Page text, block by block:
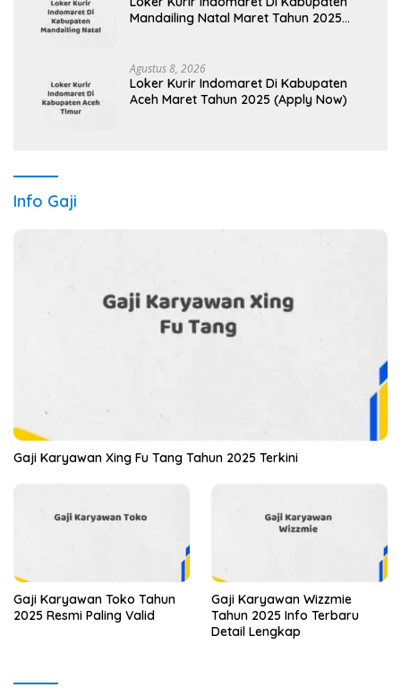
Mandailing Natal Maret Tahun 2025
Agustus 8, 2026
Loker Kurir Indomaret Di Kabupaten
Aceh Maret Tahun 2025 (Apply Now)
Info Gaji
Gaji Karyawan Xing Fu Tang Tahun 2025 Terkini
Gaji Karyawan Toko Tahun
2025 Resmi Paling Valid
Gaji Karyawan Wizzmie
Tahun 2025 Info Terbaru
Detail Lengkap